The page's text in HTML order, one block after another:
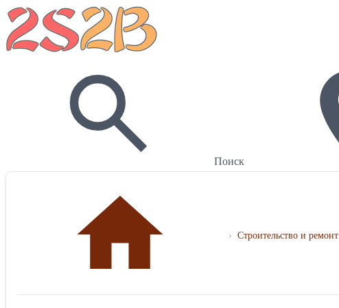
Поиск
› Строительство и ремонт